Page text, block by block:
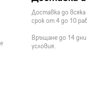
Доставка до
срок от 4 до 10
Връщане до 14
условия.